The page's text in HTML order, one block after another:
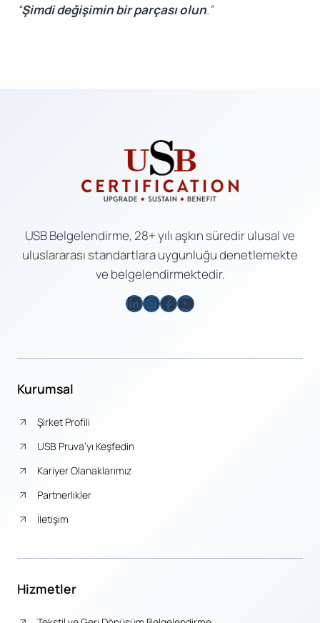
“Şimdi değişimin bir parçası olun.”
USB Belgelendirme, 28+ yılı aşkın süredir ulusal ve
uluslararası standartlara uygunluğu denetlemekte
ve belgelendirmektedir.
LinkedIn
Instagram
Facebook
YouTube
Kurumsal
Şirket Profili
USB Pruva’yı Keşfedin
Kariyer Olanaklarımız
Partnerlikler
İletişim
Hizmetler